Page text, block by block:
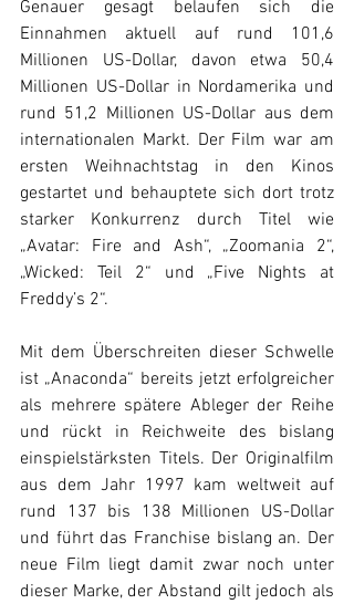
Genauer gesagt belaufen sich die
Einnahmen aktuell auf rund 101,6
Millionen US-Dollar, davon etwa 50,4
Millionen US-Dollar in Nordamerika und
rund 51,2 Millionen US-Dollar aus dem
internationalen Markt. Der Film war am
ersten Weihnachtstag in den Kinos
gestartet und behauptete sich dort trotz
starker Konkurrenz durch Titel wie
„Avatar: Fire and Ash“, „Zoomania 2“,
„Wicked: Teil 2“ und „Five Nights at
Freddy’s 2“.
Mit dem Überschreiten dieser Schwelle
ist „Anaconda“ bereits jetzt erfolgreicher
als mehrere spätere Ableger der Reihe
und rückt in Reichweite des bislang
einspielstärksten Titels. Der Originalfilm
aus dem Jahr 1997 kam weltweit auf
rund 137 bis 138 Millionen US-Dollar
und führt das Franchise bislang an. Der
neue Film liegt damit zwar noch unter
dieser Marke, der Abstand gilt jedoch als